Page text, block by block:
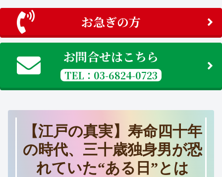
お急ぎの方
お問合せはこちら
TEL：03-6824-0723
【江戸の真実】寿命四十年
の時代、三十歳独身男が恐
れていた“ある日”とは